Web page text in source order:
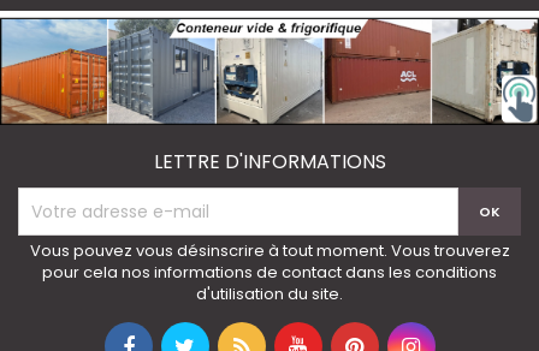
LETTRE D'INFORMATIONS
Vous pouvez vous désinscrire à tout moment. Vous trouverez
pour cela nos informations de contact dans les conditions
d'utilisation du site.